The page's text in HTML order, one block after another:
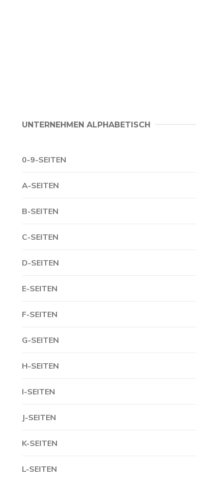
UNTERNEHMEN ALPHABETISCH
0-9-SEITEN
A-SEITEN
B-SEITEN
C-SEITEN
D-SEITEN
E-SEITEN
F-SEITEN
G-SEITEN
H-SEITEN
I-SEITEN
J-SEITEN
K-SEITEN
L-SEITEN